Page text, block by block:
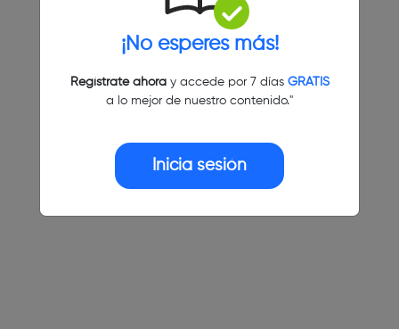
¡No esperes más!
Regístrate ahoray accede por 7 días GRATIS
a lo mejor de nuestro contenido."
Inicia sesión